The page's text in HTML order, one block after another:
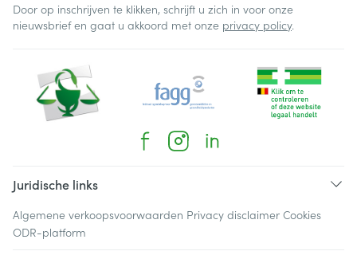
Door op inschrijven te klikken, schrijft u zich in voor onze
nieuwsbrief en gaat u akkoord met onze privacy policy.
Juridische links
Algemene verkoopsvoorwaarden Privacy disclaimer Cookies
ODR-platform